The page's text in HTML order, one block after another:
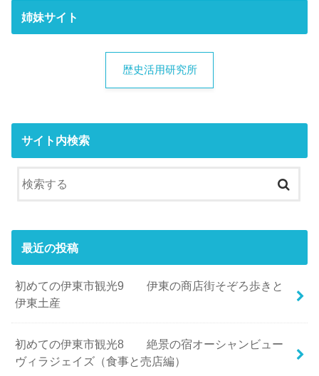
姉妹サイト
歴史活用研究所
サイト内検索
最近の投稿
初めての伊東市観光9 伊東の商店街そぞろ歩きと
伊東土産
初めての伊東市観光8 絶景の宿オーシャンビュー
ヴィラジェイズ（食事と売店編）